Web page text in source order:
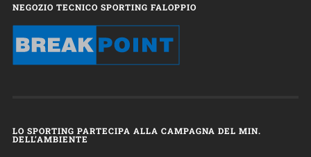
NEGOZIO TECNICO SPORTING FALOPPIO
LO SPORTING PARTECIPA ALLA CAMPAGNA DEL MIN.
DELL’AMBIENTE